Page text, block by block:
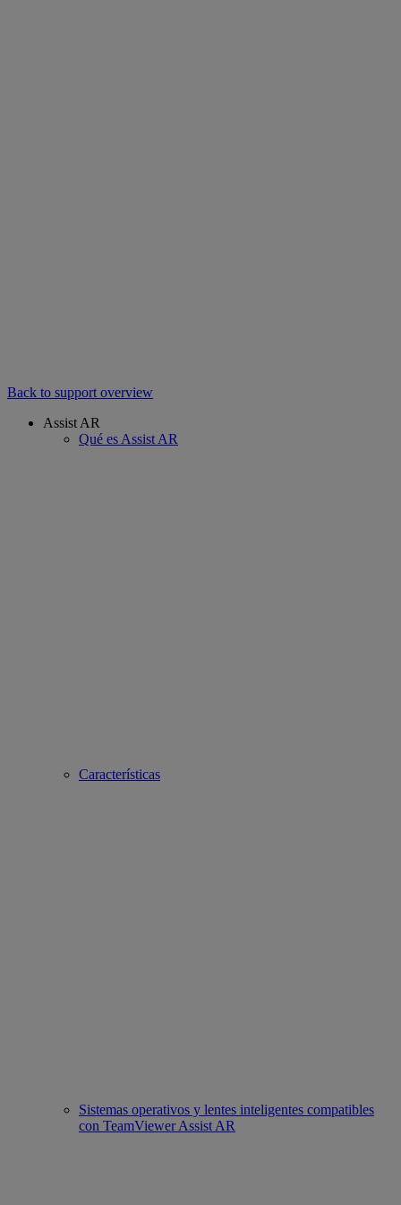
Back to support overview
Assist AR
Qué es Assist AR
Características
Sistemas operativos y lentes inteligentes compatibles
con TeamViewer Assist AR